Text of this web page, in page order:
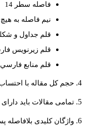
فاصله سطر 14
نيم فاصله به
قلم جداول و
قلم زيرنويس فارسي فونت
قلم منابع فارسي 10 و لاتين فونت 9
حجم کل مقاله با احتساب تمام
تمامی مقالات باید دارای چکیده
واژگان کلیدی بلافاصله پس از